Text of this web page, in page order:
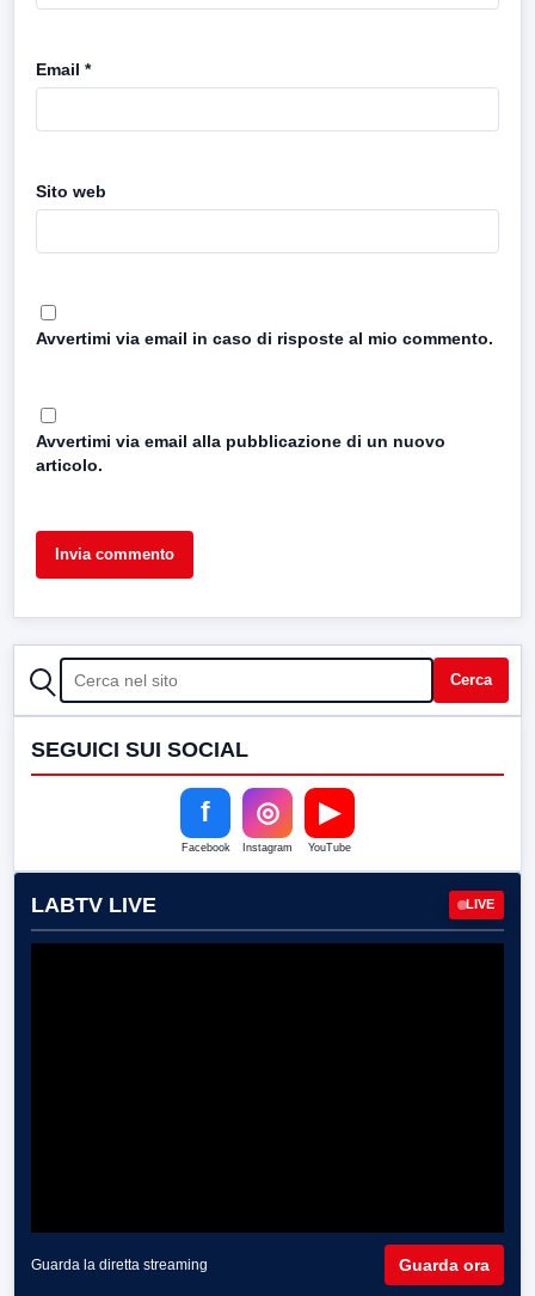
Email *
Sito web
Avvertimi via email in caso di risposte al mio commento.
Avvertimi via email alla pubblicazione di un nuovo
articolo.
CERCA Cerca
SEGUICI SUI SOCIAL
f
Facebook
◎
Instagram
▶
YouTube
LABTV LIVE LIVE
Guarda la diretta streaming Guarda ora